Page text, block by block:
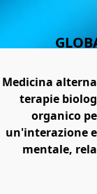
Medicina
terapie
organico
un'interazione
mentale,